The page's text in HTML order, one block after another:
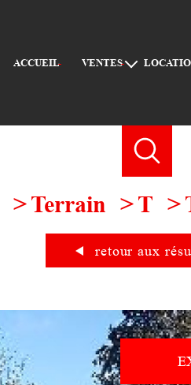
ACCUEIL VENTES
Terrain T
retour aux